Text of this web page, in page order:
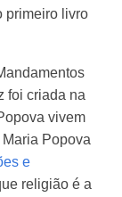
primeiro livro
foi criada na
vivem
Popova
e
religião é a